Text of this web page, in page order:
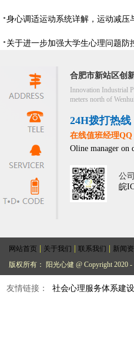
合肥市新站区创
Innovation Industrial
meters north of
24H拨打热线
在线值班经理QQ
Oline manager on
公
皖
网站首页 关于我们 联系我们 新闻
版权所有： 阳光心健 @ Copyright 2020 -
友情链接： 社会心理服务体系建设